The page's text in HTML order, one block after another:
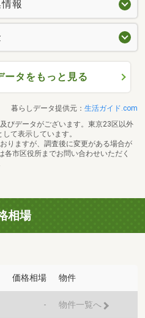
報
ータをもっと見る
暮らしデータ提供元： 生活ガイド.com
びデータがございます。東京23区以外
て表示しています。
りますが、調査後に変更がある場合が
市区役所までお問い合わせいただく
相場
価格相場 物件
- 物件一覧へ